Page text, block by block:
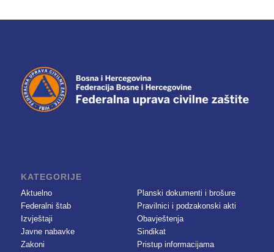
KATEGORIJE
Aktuelno
Federalni štab
Izvještaji
Javne nabavke
Zakoni
Planski dokumenti i brošure
Pravilnici i podzakonski akti
Obavještenja
Sindikat
Pristup informacijama